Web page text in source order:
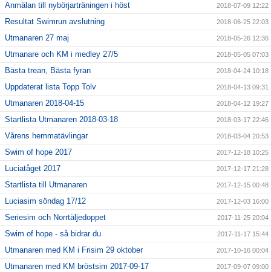
Anmälan till nybörjarträningen i höst 2018-07-09 12:22
Resultat Swimrun avslutning 2018-06-25 22:03
Utmanaren 27 maj 2018-05-26 12:36
Utmanare och KM i medley 27/5 2018-05-05 07:03
Bästa trean, Bästa fyran 2018-04-24 10:18
Uppdaterat lista Topp Tolv 2018-04-13 09:31
Utmanaren 2018-04-15 2018-04-12 19:27
Startlista Utmanaren 2018-03-18 2018-03-17 22:46
Vårens hemmatävlingar 2018-03-04 20:53
Swim of hope 2017 2017-12-18 10:25
Luciatåget 2017 2017-12-17 21:28
Startlista till Utmanaren 2017-12-15 00:48
Luciasim söndag 17/12 2017-12-03 16:00
Seriesim och Norrtäljedoppet 2017-11-25 20:04
Swim of hope - så bidrar du 2017-11-17 15:44
Utmanaren med KM i Frisim 29 oktober 2017-10-16 00:04
Utmanaren med KM bröstsim 2017-09-17 2017-09-07 09:00